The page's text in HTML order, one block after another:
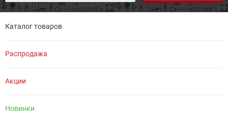
Каталог товаров
Распродажа
Акции
Новинки